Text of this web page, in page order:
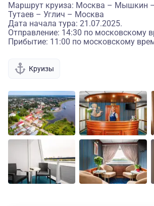
Маршрут круиза: Москва – Мышкин
Тутаев – Углич – Москва
Дата начала тура: 21.07.2025.
Отправление: 14:30 по московскому
Прибытие: 11:00 по московскому
Круизы